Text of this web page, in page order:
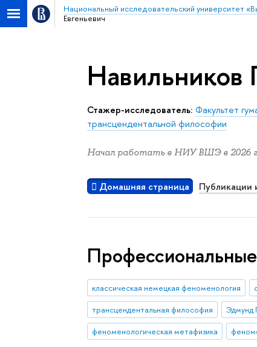
Национальный исследовательский университет
Евгеньевич
Навильников
Стажер-исследователь: Факультет
трансцендентальной философии
Начал работать в НИУ ВШЭ в 2026
Домашняя страница Публикации
классическая немецкая феноменология
трансцендентальная философия
Эдмунд
феноменологическая метафизика